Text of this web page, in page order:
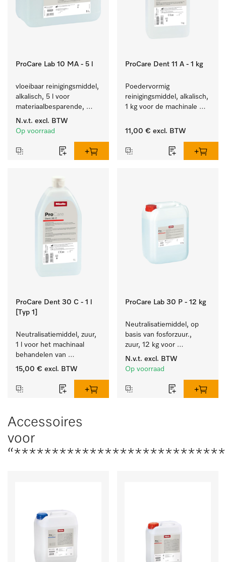
ProCare Lab 10 MA - 5 l
vloeibaar reinigingsmiddel,
alkalisch, 5 l voor
materiaalbesparende,
machinale reiniging van
laboratoriumglasw. en -
N.v.t. excl. BTW
Op voorraad
ProCare Dent 11 A - 1 kg
Poedervormig
reinigingsmiddel, alkalisch,
1 kg voor de machinale
tandheelkundige
11,00 € excl. BTW
ProCare Dent 30 C - 1 l
[Typ 1]
Neutralisatiemiddel, zuur,
1 l voor het machinaal
behandelen van
tandheelkundige- en
15,00 € excl. BTW
ProCare Lab 30 P - 12 kg
Neutralisatiemiddel, op
basis van fosforzuur.,
zuur, 12 kg voor
machinale reiniging van
laboratoriumglaswerk en -
N.v.t. excl. BTW
Op voorraad
Accessoires
voor